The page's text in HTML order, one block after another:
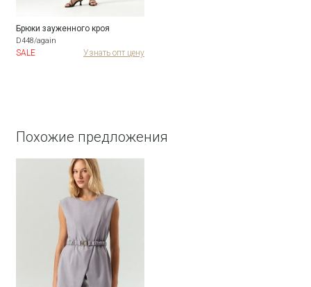
Брюки зауженного кроя
D448/again
SALE Узнать опт цену
Похожие предложения